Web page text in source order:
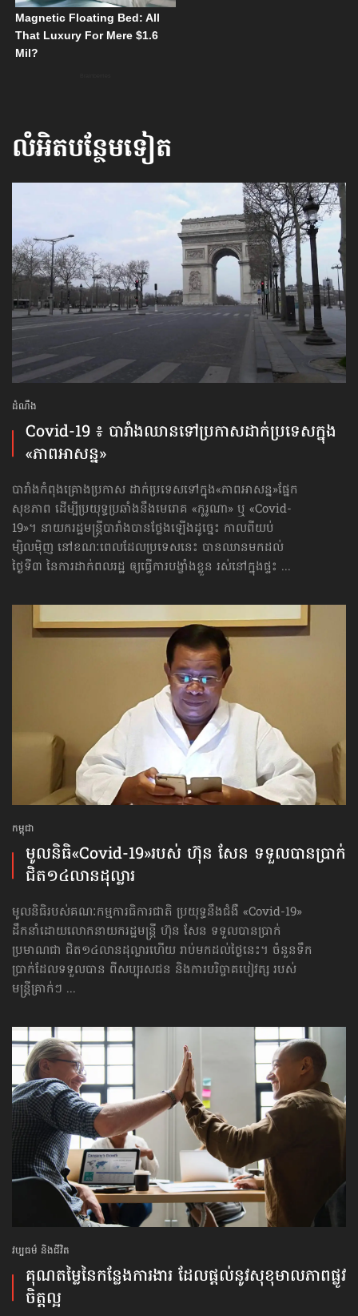
លំអិតបន្ថែមទៀត
ដំណឹង
Covid-19 ៖ បារាំង​ឈានទៅ​ប្រកាស​ដាក់​ប្រទេស​ក្នុង​
«ភាពអាសន្ន»
បារាំងកំពុងគ្រោង​ប្រកាស ដាក់ប្រទេស​ទៅក្នុង​«ភាពអាសន្ន»ផ្នែក
សុខភាព ដើម្បី​ប្រយុទ្ធ​ប្រឆាំង​នឹងមេរោគ «កូរូណា» ឬ «Covid-
19»។ នាយករដ្ឋមន្ត្រី​បារាំង​បានថ្លែង​ឡើងដូច្នេះ កាលពីយប់
ម្សិលម៉ិញ នៅខណៈពេលដែលប្រទេសនេះ បានឈាន​មក​ដល់
ថ្ងៃទី៣ នៃការដាក់ពលរដ្ឋ ឲ្យធ្វើការបង្ខាំងខ្លួន រស់នៅក្នុងផ្ទះ ...
កម្ពុជា
មូលនិធិ​«Covid-19»​របស់ ហ៊ុន សែន ទទួលបាន​ប្រាក់​
ជិត១៤លាន​ដុល្លារ
មូលនិធិរបស់គណៈកម្មការធិការជាតិ ប្រយុទ្ធនឹងជំងឺ «Covid-19»
ដឹកនាំដោយលោកនាយករដ្ឋមន្ត្រី ហ៊ុន សែន ទទួលបានប្រាក់
ប្រមាណជា ជិត១៤លានដុល្លារហើយ រាប់មកដល់ថ្ងៃនេះ។ ចំនួនទឹក
ប្រាក់ដែលទទួលបាន ពីសប្បុរសជន និងការបរិច្ចាគបៀវត្ស របស់
មន្ត្រីគ្រាក់ៗ ...
វប្បធម៌ និងជីវិត
គុណតម្លៃ​នៃ​កន្លែង​ការងារ ដែល​ផ្តល់​នូវ​សុខុមាលភាព​ផ្លូវ​
ចិត្ត​ល្អ